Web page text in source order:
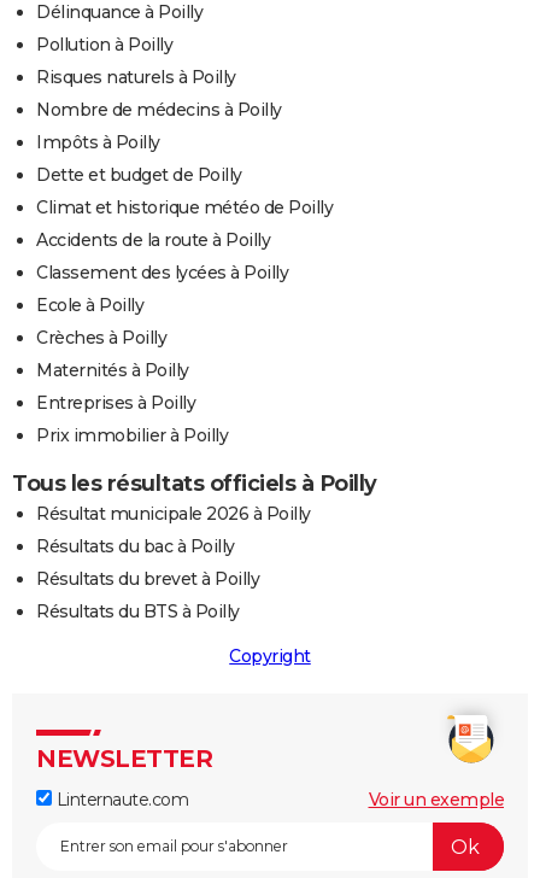
Délinquance à Poilly
Pollution à Poilly
Risques naturels à Poilly
Nombre de médecins à Poilly
Impôts à Poilly
Dette et budget de Poilly
Climat et historique météo de Poilly
Accidents de la route à Poilly
Classement des lycées à Poilly
Ecole à Poilly
Crèches à Poilly
Maternités à Poilly
Entreprises à Poilly
Prix immobilier à Poilly
Tous les résultats officiels à Poilly
Résultat municipale 2026 à Poilly
Résultats du bac à Poilly
Résultats du brevet à Poilly
Résultats du BTS à Poilly
Copyright
NEWSLETTER
Linternaute.com Voir un exemple